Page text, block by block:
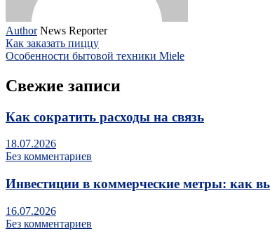
Author News Reporter
Как заказать пиццу
Особенности бытовой техники Miele
Свежие записи
Как сократить расходы на связь
18.07.2026
Без комментариев
Инвестиции в коммерческие метры: как
16.07.2026
Без комментариев